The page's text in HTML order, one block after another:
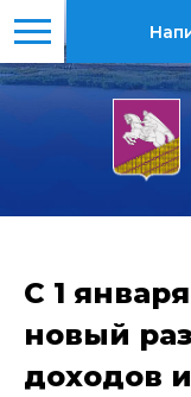
С 1
новый
доходов